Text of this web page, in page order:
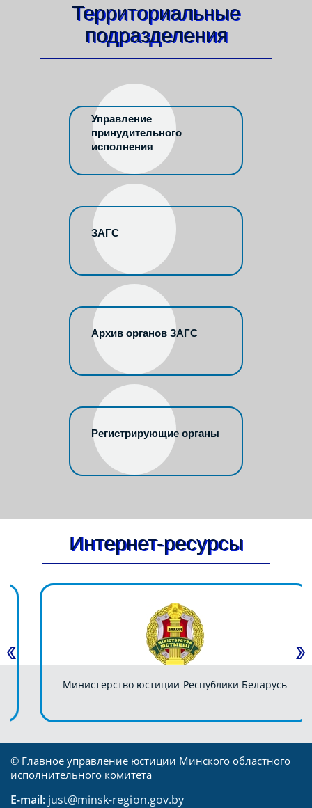
Территориальные
подразделения
Управление
принудительного
исполнения
ЗАГС
Архив органов ЗАГС
Регистрирующие органы
Интернет-ресурсы
Министерство юстиции Республики Беларусь
© Главное управление юстиции Минского областного
исполнительного комитета
E-mail: just@minsk-region.gov.by